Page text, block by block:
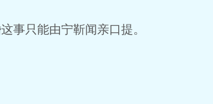
事只能由宁靳闻亲口提。